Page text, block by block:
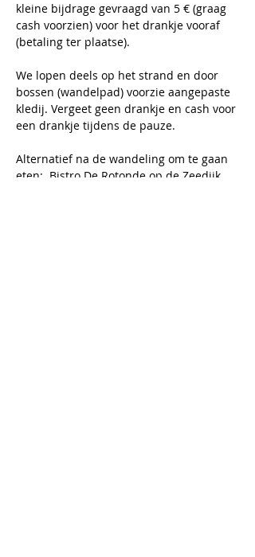
kleine bijdrage gevraagd van 5 € (graag
cash voorzien) voor het drankje vooraf
(betaling ter plaatse).
We lopen deels op het strand en door
bossen (wandelpad) voorzie aangepaste
kledij. Vergeet geen drankje en cash voor
een drankje tijdens de pauze.
Alternatief na de wandeling om te gaan
eten:  Bistro De Rotonde op de Zeedijk